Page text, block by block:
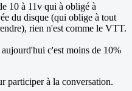
10 à 11v qui à obligé à
du disque (qui oblige à tout
rien n'est comme le VTT.
c'est moins de 10%
participer à la conversation.